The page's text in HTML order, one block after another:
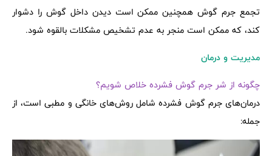
تجمع جرم گوش همچنین ممکن است دیدن داخل گوش را دشوار
کند، که ممکن است منجر به عدم تشخیص مشکلات بالقوه شود.
مدیریت و درمان
چگونه از شر جرم گوش فشرده خلاص شویم؟
درمان‌های جرم گوش فشرده شامل روش‌های خانگی و مطبی است، از
جمله: